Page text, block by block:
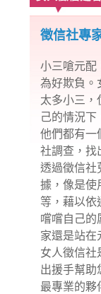
徵信社專
小三嗆元配
為好欺負。
太多小三，
己的情況下
他們都有一
社調查，找
透過徵信社
據，像是使
等，藉以依
嚐嚐自己的
家還是站在
女人徵信社
出援手幫助
最專業的夥